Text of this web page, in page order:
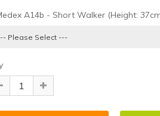
A14b - Short Walker (Height: